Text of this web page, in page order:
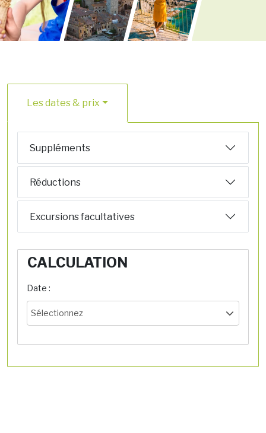
Les dates & prix
Suppléments
Réductions
Excursions facultatives
CALCULATION
Date :
Sélectionnez